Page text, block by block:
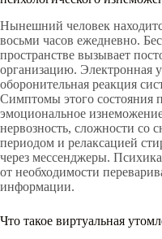
Нынешний человек
восьми часов ежедневно.
пространстве вызывает
организацию. Электронная
оборонительная реакция
Симптомы этого состояния
эмоциональное
нервозность, сложности со
периодом и релаксацией
через мессенджеры.
от необходимости
информации.
Что такое виртуальная